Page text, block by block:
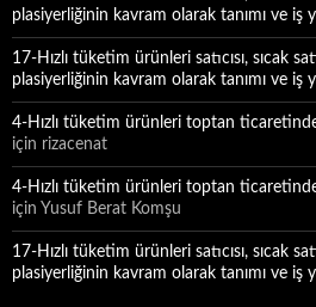
plasiyerliğinin kavram olarak tanımı ve iş
17-Hızlı tüketim ürünleri satıcısı, sıcak
plasiyerliğinin kavram olarak tanımı ve iş
4-Hızlı tüketim ürünleri toptan
için rizacenat
4-Hızlı tüketim ürünleri toptan
için Yusuf Berat Komşu
17-Hızlı tüketim ürünleri satıcısı, sıcak
plasiyerliğinin kavram olarak tanımı ve iş